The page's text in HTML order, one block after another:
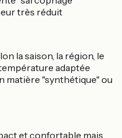
très réduit
la saison, la région, le
adaptée
matière "synthétique" ou
et confortable mais